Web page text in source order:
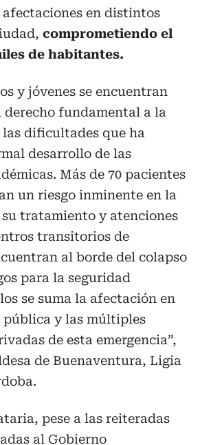
afectaciones en distintos
comprometiendo el
de habitantes.
y jóvenes se encuentran
derecho fundamental a la
dificultades que ha
desarrollo de las
Más de 70 pacientes
un riesgo inminente en la
tratamiento y atenciones
transitorios de
al borde del colapso
para la seguridad
se suma la afectación en
y las múltiples
de esta emergencia”,
de Buenaventura, Ligia
pese a las reiteradas
al Gobierno